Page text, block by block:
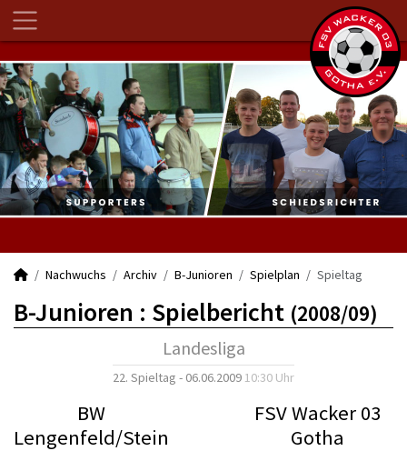
Nachwuchs Archiv B-Junioren Spielplan Spieltag
B-Junioren : Spielbericht (2008/09)
Landesliga
22. Spieltag - 06.06.2009 10:30 Uhr
BW
Lengenfeld/Stein
FSV Wacker 03
Gotha